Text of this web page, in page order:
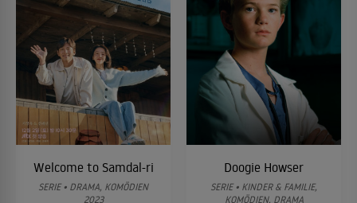
Welcome to Samdal-ri
SERIE • DRAMA, KOMÖDIEN
2023
Doogie Howser
SERIE • KINDER & FAMILIE,
KOMÖDIEN, DRAMA